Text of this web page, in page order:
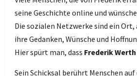
seine Geschichte online und
Die sozialen Netzwerke sind ein Ort,
ihre Gedanken, Wünsche und
Hier spürt man, dass Frederik Werth
Sein Schicksal berührt Menschen